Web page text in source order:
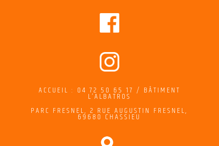
ACCUEIL : 04 72 50 65 17 / BÂTIMENT
L’ALBATROS
PARC FRESNEL, 2 RUE AUGUSTIN FRESNEL,
69680 CHASSIEU